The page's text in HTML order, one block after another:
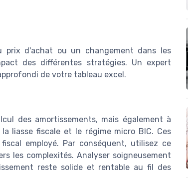
prix d'achat ou un changement dans les
des différentes stratégies. Un expert
de votre tableau excel.
des amortissements, mais également à
liasse fiscale et le régime micro BIC. Ces
employé. Par conséquent, utilisez ce
les complexités. Analyser soigneusement
reste solide et rentable au fil des